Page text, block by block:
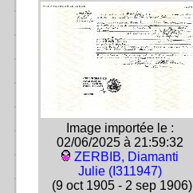
Image importée le :
02/06/2025 à 21:59:32
ZERBIB, Diamanti
Julie (I311947)
(9 oct 1905 - 2 sep 1906)